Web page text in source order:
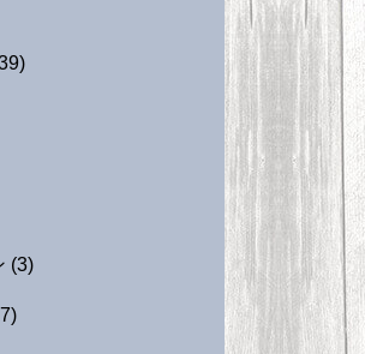
(3)